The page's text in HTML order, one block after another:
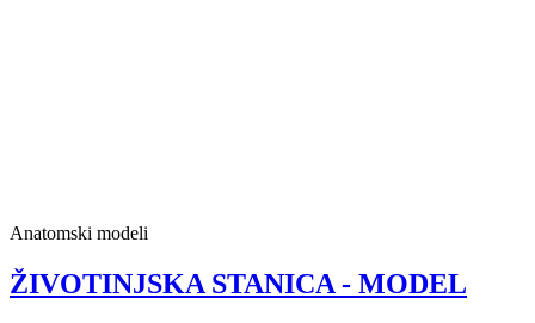
Anatomski modeli
ŽIVOTINJSKA STANICA - MODEL